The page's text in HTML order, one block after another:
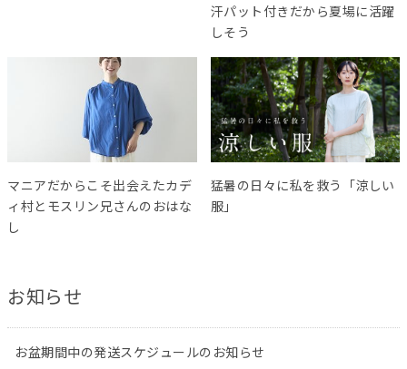
汗パット付きだから夏場に活躍
しそう
マニアだからこそ出会えたカデ
ィ村とモスリン兄さんのおはな
し
猛暑の日々に私を救う「涼しい
服」
お知らせ
お盆期間中の発送スケジュールのお知らせ